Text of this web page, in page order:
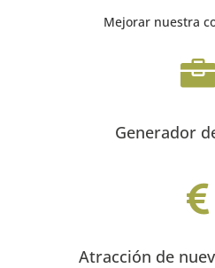
Mejorar nuestra

Generador

Atracción de